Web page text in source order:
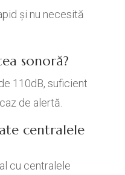
și nu necesită
sonoră?
110dB, suficient
de alertă.
centralele
cu centralele